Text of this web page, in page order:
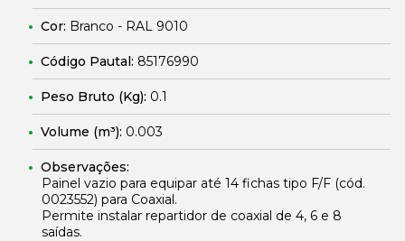
Cor: Branco - RAL 9010
Código Pautal: 85176990
Peso Bruto (Kg): 0.1
Volume (m³): 0.003
Observações:
Painel vazio para equipar até 14 fichas tipo F/F (cód.
0023552) para Coaxial.
Permite instalar repartidor de coaxial de 4, 6 e 8
saídas.